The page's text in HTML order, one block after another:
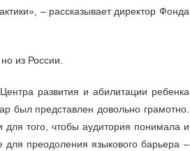
– рассказывает директор Фонда
из России.
развития и абилитации ребенка
представлен довольно грамотно.
того, чтобы аудитория понимала и
преодоления языкового барьера –